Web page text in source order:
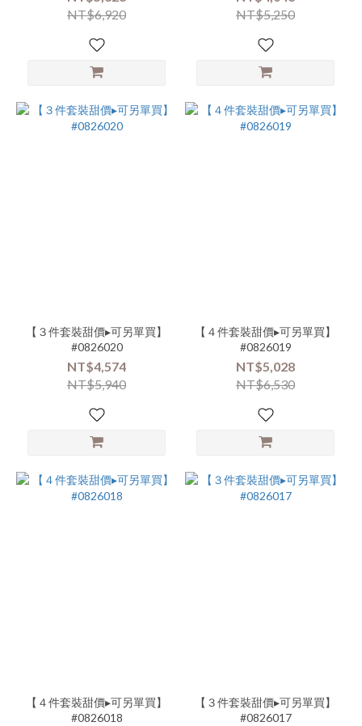
版
NT$6,920
NT$5,250
【３件套裝甜價▸可另單買】
#0826020
NT$4,574
NT$5,940
【４件套裝甜價▸可另單買】
#0826019
NT$5,028
NT$6,530
【４件套裝甜價▸可另單買】
#0826018
【３件套裝甜價▸可另單買】
#0826017